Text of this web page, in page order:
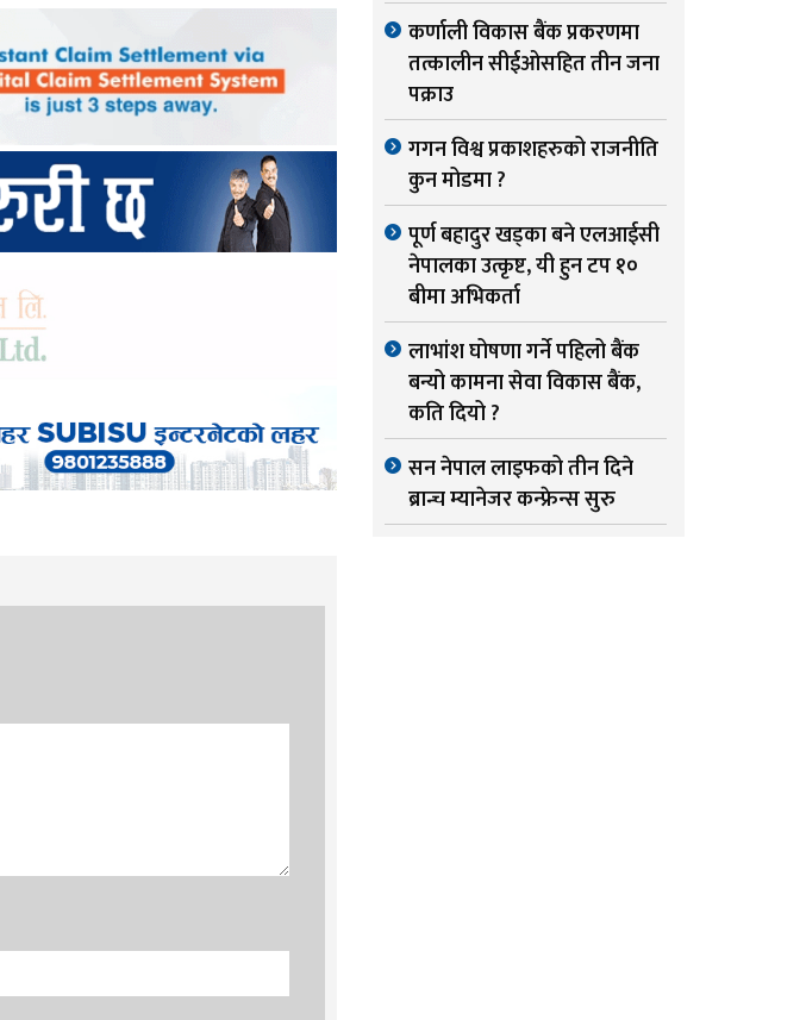
कर्णाली विकास बैंक प्रकरणमा
तत्कालीन सीईओसहित तीन जना
पक्राउ
गगन विश्व प्रकाशहरुको राजनीति
कुन मोडमा ?
पूर्ण बहादुर खड्का बने एलआईसी
नेपालका उत्कृष्ट, यी हुन टप १०
बीमा अभिकर्ता
लाभांश घोषणा गर्ने पहिलो बैंक
बन्यो कामना सेवा विकास बैंक,
कति दियो ?
सन नेपाल लाइफको तीन दिने
ब्रान्च म्यानेजर कन्फ्रेन्स सुरु